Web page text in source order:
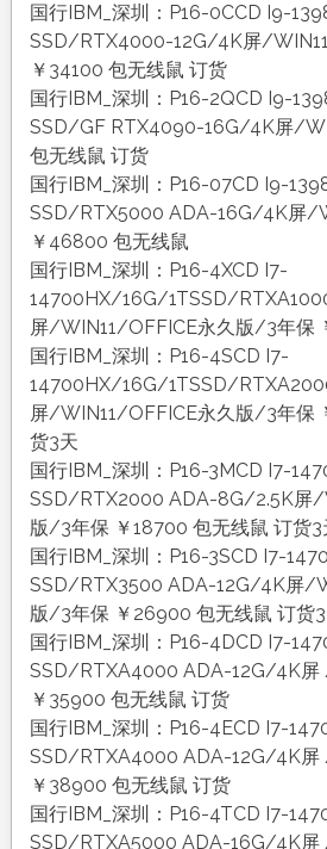
国行IBM_深圳：P16-0CCD I9-
SSD/RTX4000-12G/4K屏/
￥34100 包无线鼠 订货
国行IBM_深圳：P16-2QCD I9-
SSD/GF RTX4090-16G/4K屏/
包无线鼠 订货
国行IBM_深圳：P16-07CD I9-
SSD/RTX5000 ADA-16G/4K屏/
￥46800 包无线鼠
国行IBM_深圳：P16-4XCD I7-
14700HX/16G/1TSSD/
屏/WIN11/OFFICE永久版/3年保
国行IBM_深圳：P16-4SCD I7-
14700HX/16G/1TSSD/
屏/WIN11/OFFICE永久版/3年保
货3天
国行IBM_深圳：P16-3MCD I7-
SSD/RTX2000 ADA-8G/2.5K屏/
版/3年保 ￥18700 包无线鼠 订货3
国行IBM_深圳：P16-3SCD I7-
SSD/RTX3500 ADA-12G/4K屏/
版/3年保 ￥26900 包无线鼠 订货
国行IBM_深圳：P16-4DCD I7-
SSD/RTXA4000 ADA-12G/4K屏
￥35900 包无线鼠 订货
国行IBM_深圳：P16-4ECD I7-
SSD/RTXA4000 ADA-12G/4K屏
￥38900 包无线鼠 订货
国行IBM_深圳：P16-4TCD I7-
SSD/RTXA5000 ADA-16G/4K屏